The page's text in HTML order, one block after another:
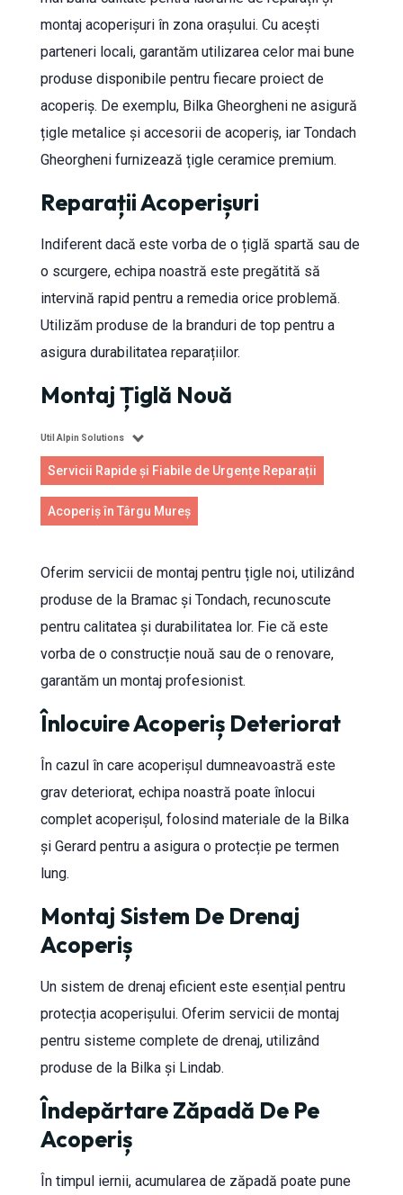
montaj acoperișuri în zona orașului. Cu acești
parteneri locali, garantăm utilizarea celor mai bune
produse disponibile pentru fiecare proiect de
acoperiș. De exemplu, Bilka Gheorgheni ne asigură
țigle metalice și accesorii de acoperiș, iar Tondach
Gheorgheni furnizează țigle ceramice premium.
Reparații Acoperișuri
Indiferent dacă este vorba de o țiglă spartă sau de
o scurgere, echipa noastră este pregătită să
intervină rapid pentru a remedia orice problemă.
Utilizăm produse de la branduri de top pentru a
asigura durabilitatea reparațiilor.
Montaj Țiglă Nouă
Util Alpin Solutions
Servicii Rapide și Fiabile de Urgențe Reparații
Acoperiș în Târgu Mureș
Oferim servicii de montaj pentru țigle noi, utilizând
produse de la Bramac și Tondach, recunoscute
pentru calitatea și durabilitatea lor. Fie că este
vorba de o construcție nouă sau de o renovare,
garantăm un montaj profesionist.
Înlocuire Acoperiș Deteriorat
În cazul în care acoperișul dumneavoastră este
grav deteriorat, echipa noastră poate înlocui
complet acoperișul, folosind materiale de la Bilka
și Gerard pentru a asigura o protecție pe termen
lung.
Montaj Sistem De Drenaj
Acoperiș
Un sistem de drenaj eficient este esențial pentru
protecția acoperișului. Oferim servicii de montaj
pentru sisteme complete de drenaj, utilizând
produse de la Bilka și Lindab.
Îndepărtare Zăpadă De Pe
Acoperiș
În timpul iernii, acumularea de zăpadă poate pune